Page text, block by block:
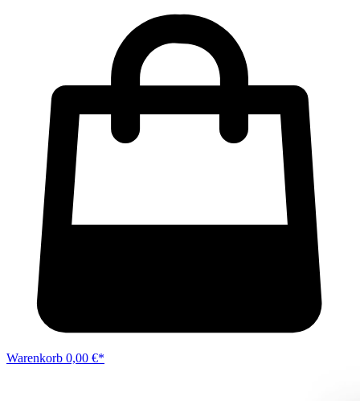
Warenkorb 0,00 €*